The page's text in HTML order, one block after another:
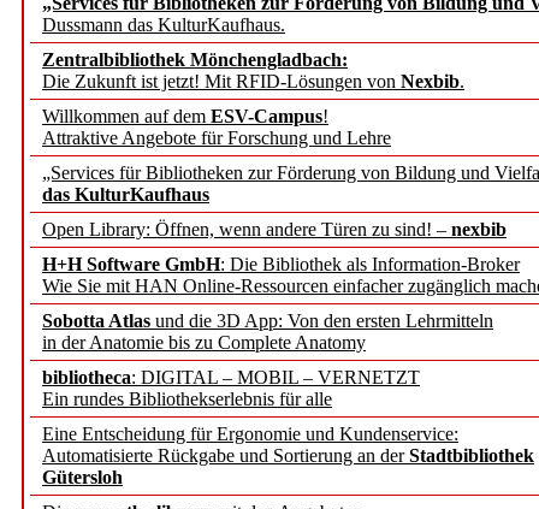
Dussmann das KulturKaufhaus.
Zentralbibliothek Mönchengladbach:
Die Zukunft ist jetzt! Mit RFID-Lösungen von Nexbib.
Willkommen auf dem ESV-Campus!
Attraktive Angebote für Forschung und Lehre
„Services für Bibliotheken zur Förderung von Bildung und
das KulturKaufhaus
Open Library: Öffnen, wenn andere Türen zu sind! – nexbib
H+H Software GmbH: Die Bibliothek als Information-Broker
Wie Sie mit HAN Online-Ressourcen einfacher zugänglich
Sobotta Atlas und die 3D App: Von den ersten Lehrmitteln
in der Anatomie bis zu Complete Anatomy
bibliotheca: DIGITAL – MOBIL – VERNETZT
Ein rundes Bibliothekserlebnis für alle
Eine Entscheidung für Ergonomie und Kundenservice:
Automatisierte Rückgabe und Sortierung an derStadtbibliothek
Gütersloh
angepasst
konstruktiv!
Mohr Siebeck
und die Zeitschrift für
Francke Attempto
EBSCO Information
Recherchefunktionen in
Sorbisches Institut neu